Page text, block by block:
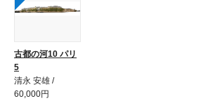
古都の河10 パリ
5
清永 安雄 /
60,000円